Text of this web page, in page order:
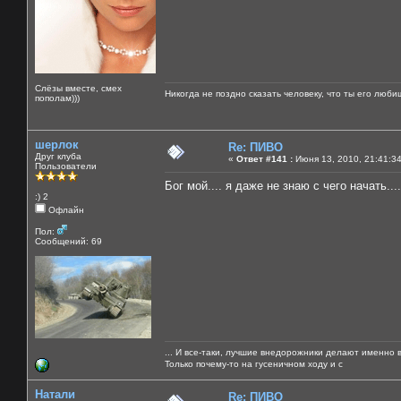
Слёзы вместе, смех
пополам)))
Никогда не поздно сказать человеку, что ты его
шерлок
Друг клуба
Пользователи
:) 2
Офлайн
Пол:
Сообщений: 69
Re: ПИВО
« Ответ #141 : Июня 13, 2010,
Бог мой.... я даже не знаю с чего
... И все-таки, лучшие внедорожники делают именно
Только почему-то на гусеничном ходу и с
Натали Re: ПИВО